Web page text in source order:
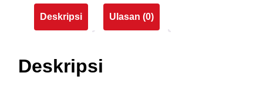
Deskripsi Ulasan (0)
Deskripsi